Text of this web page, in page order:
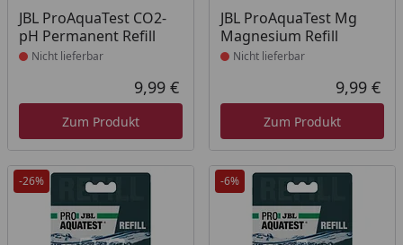
JBL ProAquaTest CO2-
pH Permanent Refill
Produkt nicht lieferbar
Nicht lieferbar
Aktueller Preis
9,99 €
Zum Produkt
JBL ProAquaTest Mg
Magnesium Refill
Produkt nicht lieferbar
Nicht lieferbar
9,99 €
Zum Produkt
-26% -6%